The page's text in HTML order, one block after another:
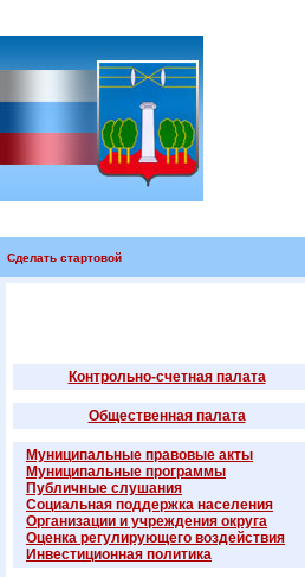
Сделать стартовой
Контрольно-счетная палата
Общественная палата
Муниципальные правовые акты
Муниципальные программы
Публичные слушания
Социальная поддержка населения
Организации и учреждения округа
Оценка регулирующего воздействия
Инвестиционная политика